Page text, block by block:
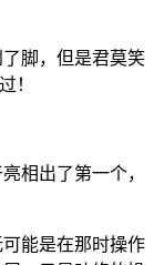
脚，但是君莫笑
！
相出了第一个，
能是在那时操作